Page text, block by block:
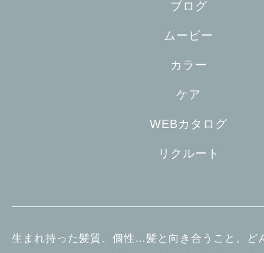
ブログ
ムービー
カラー
ケア
WEBカタログ
リクルート
生まれ持った髪質、個性…髪と向き合うこと。ど